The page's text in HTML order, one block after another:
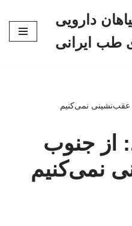
دارویی
طب ایرانی
عقب‌نشینی نمی‌کنیم
از جنوب
نمی‌کنیم